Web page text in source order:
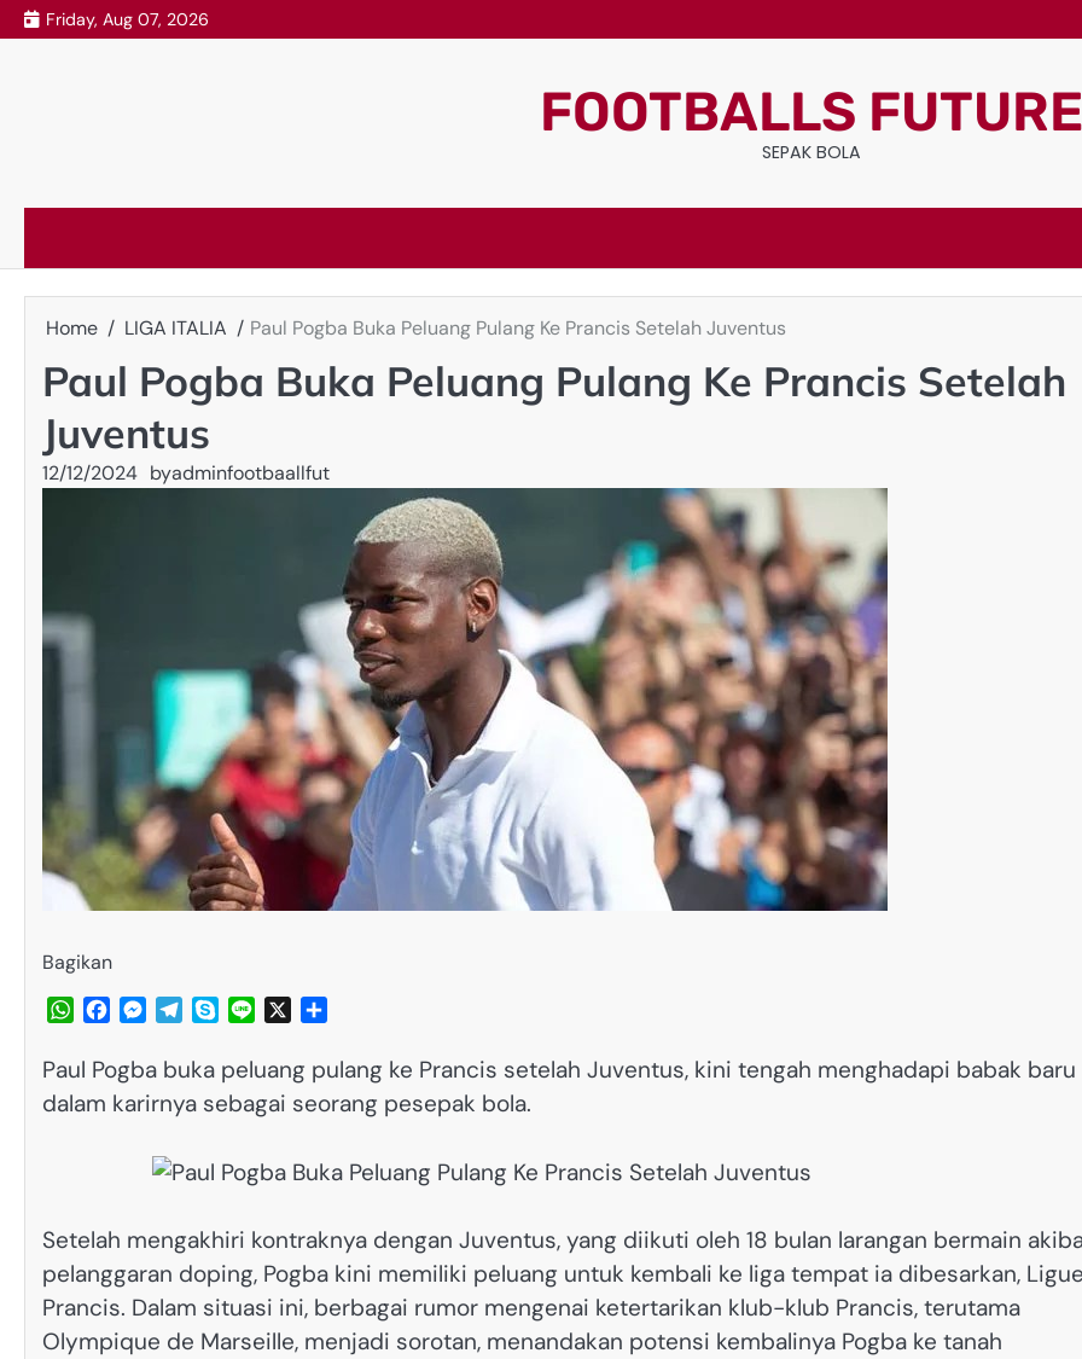
Skip
to
Friday, Aug 07, 2026
FOOTBALLS FUTURE
SEPAK BOLA
Home LIGA ITALIA Paul Pogba Buka Peluang Pulang Ke Prancis Setelah Juventus
Paul Pogba Buka Peluang Pulang Ke Prancis Setelah
Juventus
12/12/2024 byadminfootbaallfut
Bagikan
WhatsApp
FacebookMessenger
TelegramSkypeLine
Paul Pogba buka peluang pulang ke Prancis setelah Juventus, kini tengah menghadapi babak baru
dalam karirnya sebagai seorang pesepak bola. ​
Setelah mengakhiri kontraknya dengan Juventus, yang diikuti oleh 18 bulan larangan bermain
pelanggaran doping, Pogba kini memiliki peluang untuk kembali ke liga tempat ia dibesarkan,
Prancis.​ Dalam situasi ini, berbagai rumor mengenai ketertarikan klub-klub Prancis, terutama
Olympique de Marseille, menjadi sorotan, menandakan potensi kembalinya Pogba ke tanah